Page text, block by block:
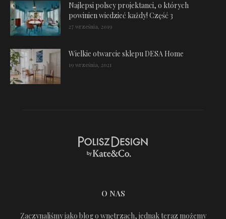
Najlepsi polscy projektanci, o których
powinien wiedzieć każdy! Część 3
27 września, 2019
Wielkie otwarcie sklepu DESA Home
19 września, 2021
O NAS
Zaczynaliśmy jako blog o wnętrzach, jednak teraz możemy